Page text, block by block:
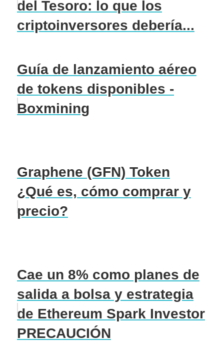
del Tesoro: lo que los
criptoinversores debería...
Guía de lanzamiento aéreo
de tokens disponibles -
Boxmining
Graphene (GFN) Token
¿Qué es, cómo comprar y
precio?
Cae un 8% como planes de
salida a bolsa y estrategia
de Ethereum Spark Investor
PRECAUCIÓN